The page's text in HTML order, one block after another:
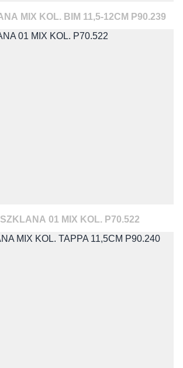
MIX KOL. BIM 11,5-12CM P90.239
01 MIX KOL. P70.522